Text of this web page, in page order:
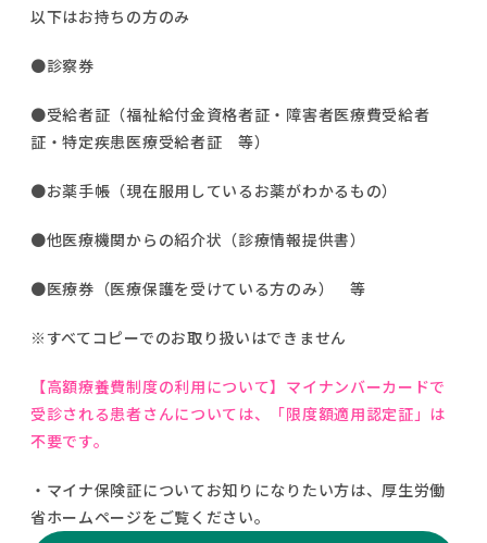
以下はお持ちの方のみ
●診察券
●受給者証（福祉給付金資格者証・障害者医療費受給者
証・特定疾患医療受給者証 等）
●お薬手帳（現在服用しているお薬がわかるもの）
●他医療機関からの紹介状（診療情報提供書）
●医療券（医療保護を受けている方のみ） 等
※すべてコピーでのお取り扱いはできません
【高額療養費制度の利用について】マイナンバーカードで
受診される患者さんについては、「限度額適用認定証」は
不要です。
・マイナ保険証についてお知りになりたい方は、厚生労働
省ホームページをご覧ください。